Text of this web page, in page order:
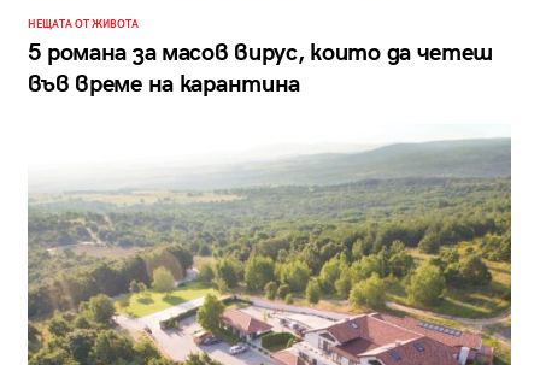
НЕЩАТА ОТ ЖИВОТА
5 романа за масов вирус, които да четеш
във време на карантина